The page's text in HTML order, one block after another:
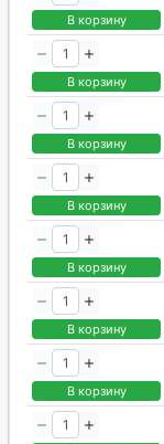
В корзину
В корзину
В корзину
В корзину
В корзину
В корзину
В корзину